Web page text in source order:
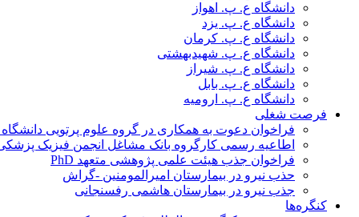
دانشگاه ع. پ. اهواز
دانشگاه ع. پ. یزد
دانشگاه ع. پ. کرمان
دانشگاه ع. پ. شهید‌بهشتی
دانشگاه ع. پ. شیراز
دانشگاه ع. پ. بابل
دانشگاه ع. پ. ارومیه
فرصت شغلی
فراخوان دعوت به همکاری در گروه علوم پرتویی دانشگاه
اطاعیه رسمی کارگروه بانک مشاغل انجمن فیزیک
فراخوان جذب هیئت علمی پژوهشی متعهد PhD
حذب نیرو در بیمارستان امیرالمومنین -گراش
جذب نیرو در بیمارستان هاشمی رفسنجانی
کنگره‌ها